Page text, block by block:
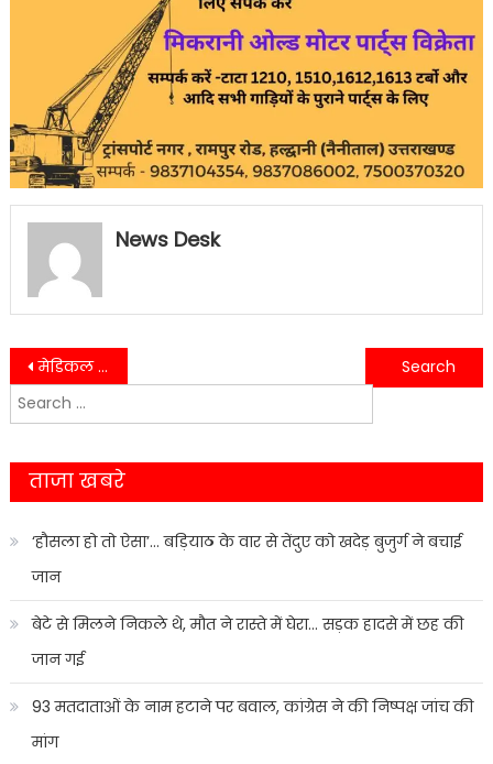
News Desk
Post
navigation
मेडिकल कॉलेज के अधीन सुशीला तिवारी अस्पताल में जगह-जगह फैली गंदगी….
नैनीताल- बीडी पांडे अस्पताल की खाली जमीन पर निर्माण के लिए मिले नौ करोड़……
Search
for:
ताजा खबरे
‘हौसला हो तो ऐसा’… बड़ियाठ के वार से तेंदुए को खदेड़ बुजुर्ग ने बचाई
जान
बेटे से मिलने निकले थे, मौत ने रास्ते में घेरा… सड़क हादसे में छह की
जान गई
93 मतदाताओं के नाम हटाने पर बवाल, कांग्रेस ने की निष्पक्ष जांच की
मांग